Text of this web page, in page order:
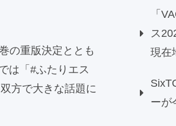
の重版決定ととも
は「#ふたりエス
方で大きな話題に
「
ス
現在
ーが